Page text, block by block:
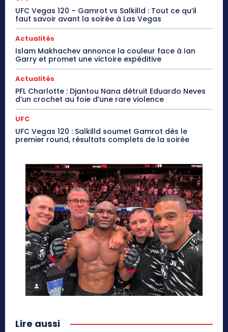
UFC Vegas 120 – Gamrot vs Salkilld : Tout ce qu’il
faut savoir avant la soirée à Las Vegas
Actualités
Islam Makhachev annonce la couleur face à Ian
Garry et promet une victoire expéditive
Actualités
PFL Charlotte : Djantou Nana détruit Eduardo Neves
d’un crochet au foie d’une rare violence
UFC
UFC Vegas 120 : Salkilld soumet Gamrot dès le
premier round, résultats complets de la soirée
Lire aussi